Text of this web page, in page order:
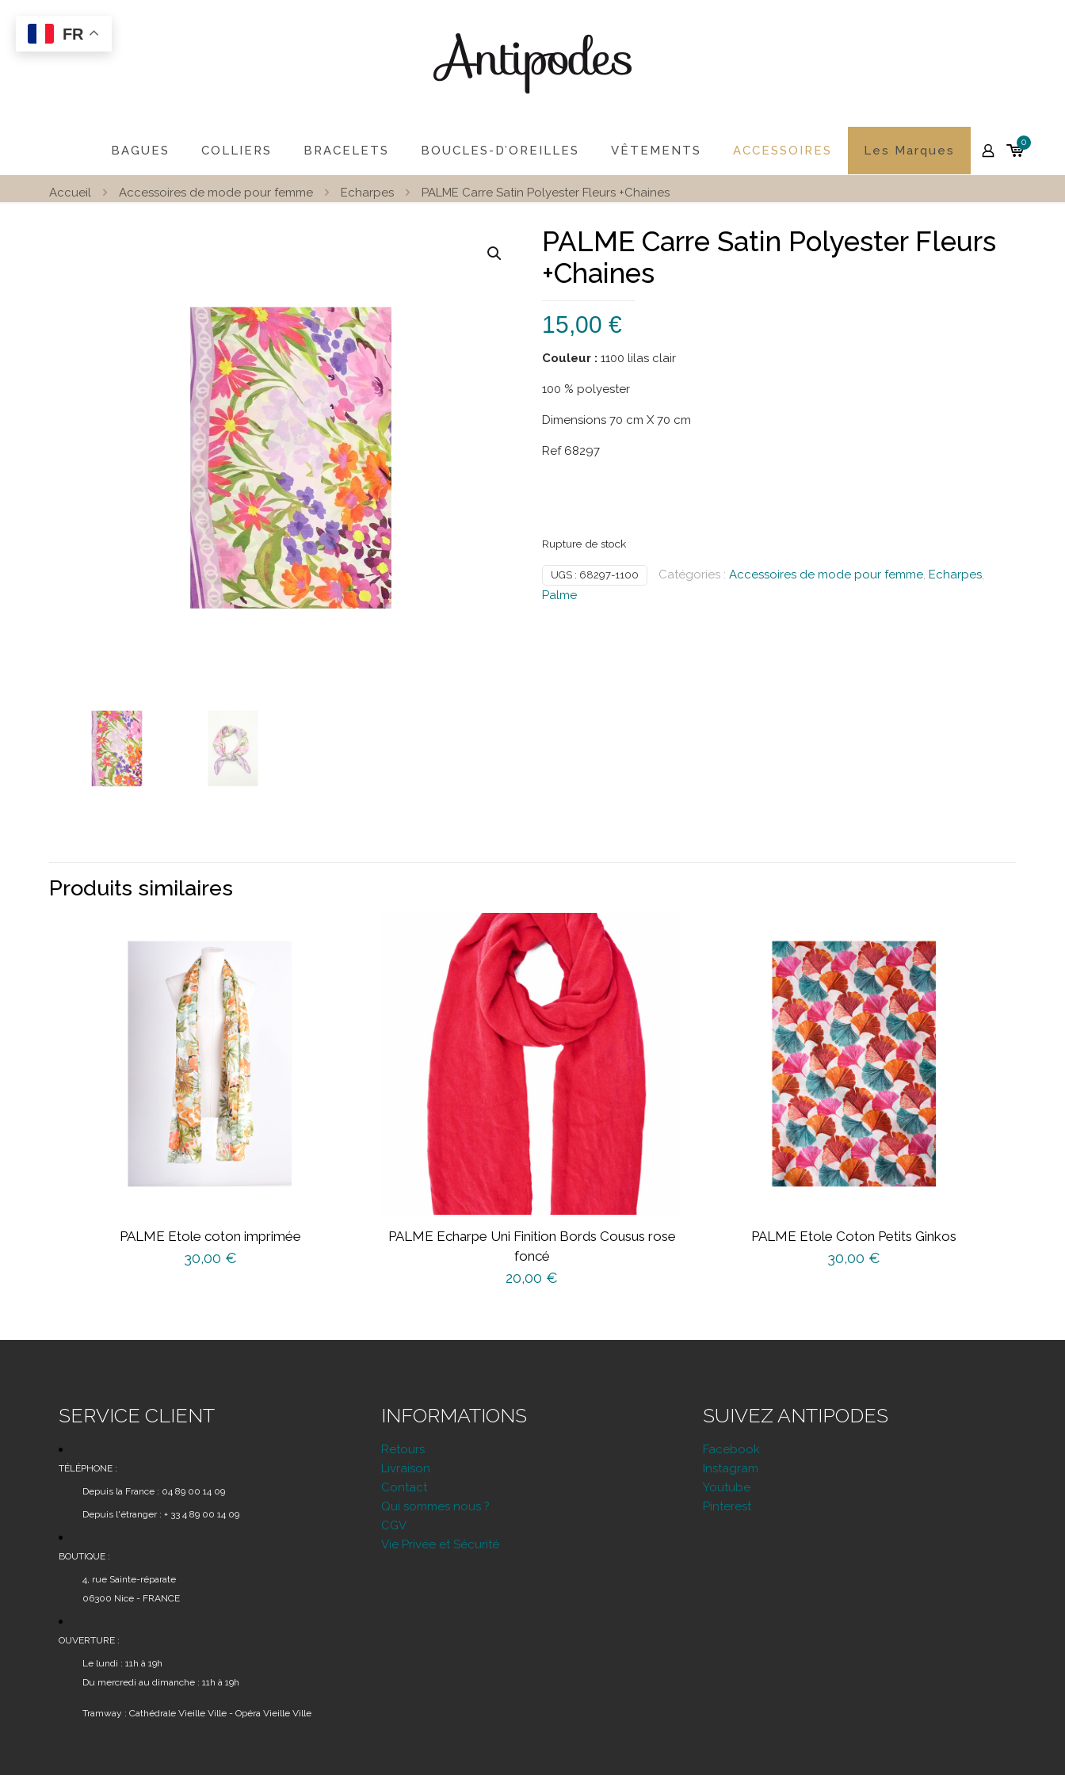
BAGUES COLLIERS BRACELETS BOUCLES-D’OREILLES VÊTEMENTS ACCESSOIRES Les Marques
0
Accueil Accessoires de mode pour femme Echarpes PALME Carre Satin Polyester Fleurs +Chaines
PALME Carre Satin Polyester Fleurs
+Chaines
15,00 €
Couleur : 1100 lilas clair
100 % polyester
Dimensions 70 cm X 70 cm
Ref 68297
Rupture de stock
UGS : 68297-1100 Catégories : Accessoires de mode pour femme, Echarpes,
Palme
Produits similaires
PALME Etole coton imprimée
30,00 €
PALME Echarpe Uni Finition Bords Cousus rose
foncé
20,00 €
PALME Etole Coton Petits Ginkos
30,00 €
SERVICE CLIENT
TÉLÉPHONE :
Depuis la France : 04 89 00 14 09
Depuis l'étranger : + 33 4 89 00 14 09
BOUTIQUE :
4, rue Sainte-réparate
06300 Nice - FRANCE
OUVERTURE :
Le lundi : 11h à 19h
Du mercredi au dimanche : 11h à 19h
Tramway : Cathédrale Vieille Ville - Opéra Vieille Ville
INFORMATIONS
Retours
Livraison
Contact
Qui sommes nous ?
CGV
Vie Privée et Sécurité
SUIVEZ ANTIPODES
Facebook
Instagram
Youtube
Pinterest
FR